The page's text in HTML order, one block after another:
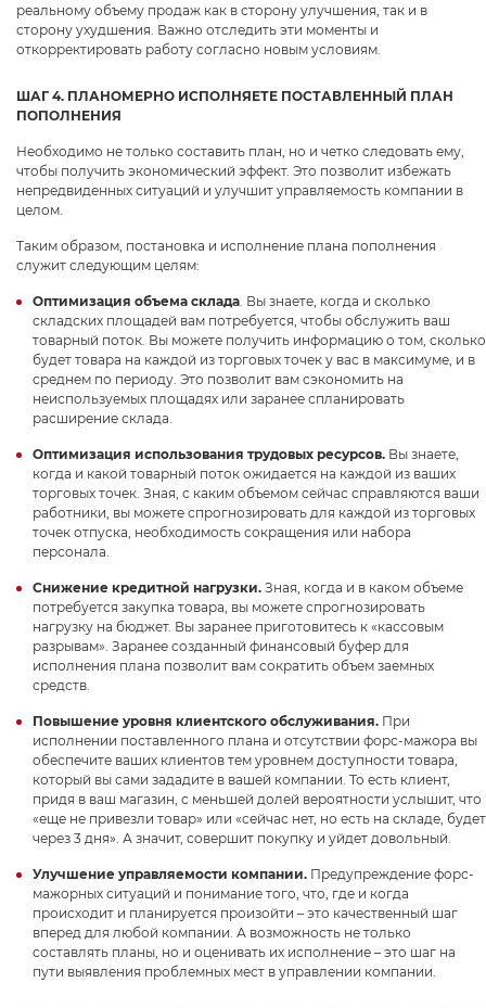
реальному объему продаж как в сторону улучшения, так и в
сторону ухудшения. Важно отследить эти моменты и
откорректировать работу согласно новым условиям.
ШАГ 4. ПЛАНОМЕРНО ИСПОЛНЯЕТЕ ПОСТАВЛЕННЫЙ ПЛАН
ПОПОЛНЕНИЯ
Необходимо не только составить план, но и четко следовать ему,
чтобы получить экономический эффект. Это позволит избежать
непредвиденных ситуаций и улучшит управляемость компании в
целом.
Таким образом, постановка и исполнение плана пополнения
служит следующим целям:
Оптимизация объема склада . Вы знаете, когда и сколько
складских площадей вам потребуется, чтобы обслужить ваш
товарный поток. Вы можете получить информацию о том, сколько
будет товара на каждой из торговых точек у вас в максимуме, и в
среднем по периоду. Это позволит вам сэкономить на
неиспользуемых площадях или заранее спланировать
расширение склада.
Оптимизация использования трудовых ресурсов. Вы знаете,
когда и какой товарный поток ожидается на каждой из ваших
торговых точек. Зная, с каким объемом сейчас справляются ваши
работники, вы можете спрогнозировать для каждой из торговых
точек отпуска, необходимость сокращения или набора
персонала.
Снижение кредитной нагрузки. Зная, когда и в каком объеме
потребуется закупка товара, вы можете спрогнозировать
нагрузку на бюджет. Вы заранее приготовитесь к «кассовым
разрывам». Заранее созданный финансовый буфер для
исполнения плана позволит вам сократить объем заемных
средств.
Повышение уровня клиентского обслуживания. При
исполнении поставленного плана и отсутствии форс-мажора вы
обеспечите ваших клиентов тем уровнем доступности товара,
который вы сами зададите в вашей компании. То есть клиент,
придя в ваш магазин, с меньшей долей вероятности услышит, что
«еще не привезли товар» или «сейчас нет, но есть на складе, будет
через 3 дня». А значит, совершит покупку и уйдет довольный.
Улучшение управляемости компании. Предупреждение форс-
мажорных ситуаций и понимание того, что, где и когда
происходит и планируется произойти – это качественный шаг
вперед для любой компании. А возможность не только
составлять планы, но и оценивать их исполнение – это шаг на
пути выявления проблемных мест в управлении компании.